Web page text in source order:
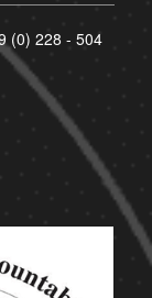
(0) 228 - 504